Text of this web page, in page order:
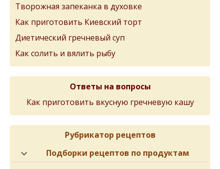
Творожная запеканка в духовке
Как приготовить Киевский торт
Диетический гречневый суп
Как солить и вялить рыбу
Ответы на вопросы
Как приготовить вкусную гречневую кашу
Рубрикатор рецептов
Подборки рецептов по продуктам